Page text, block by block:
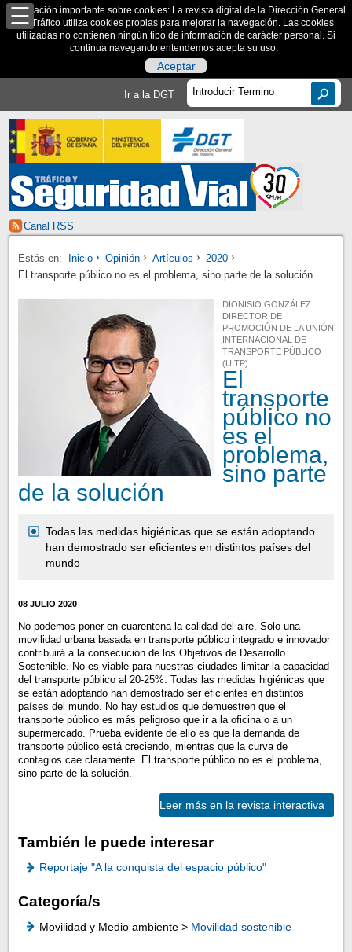
Información importante sobre cookies: La revista digital de la Dirección General
de Tráfico utiliza cookies propias para mejorar la navegación. Las cookies
utilizadas no contienen ningún tipo de información de carácter personal. Si
continua navegando entendemos acepta su uso.
Aceptar
Ir a la DGT
Canal RSS
Estás en: Inicio Opinión Artículos
2020
El transporte público no es el problema, sino parte de la solución
DIONISIO GONZÁLEZ
DIRECTOR DE
PROMOCIÓN DE LA UNIÓN
INTERNACIONAL DE
TRANSPORTE PÚBLICO
(UITP)
El
transporte
público no
es el
problema,
sino parte
de la solución
Todas las medidas higiénicas que se están adoptando
han demostrado ser eficientes en distintos países del
mundo
08 JULIO 2020
No podemos poner en cuarentena la calidad del aire. Solo una
movilidad urbana basada en transporte público integrado e innovador
contribuirá a la consecución de los Objetivos de Desarrollo
Sostenible. No es viable para nuestras ciudades limitar la capacidad
del transporte público al 20-25%. Todas las medidas higiénicas que
se están adoptando han demostrado ser eficientes en distintos
países del mundo. No hay estudios que demuestren que el
transporte público es más peligroso que ir a la oficina o a un
supermercado. Prueba evidente de ello es que la demanda de
transporte público está creciendo, mientras que la curva de
contagios cae claramente. El transporte público no es el problema,
sino parte de la solución.
Leer más en la revista interactiva
También le puede interesar
Reportaje "A la conquista del espacio público"
Categoría/s
Movilidad y Medio ambiente > Movilidad sostenible